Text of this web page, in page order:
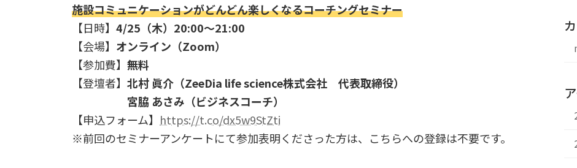
施設コミュニケーションがどんどん楽しくなるコーチングセミナー
【日時】 4/25（木）20:00～21:00
【会場】 オンライン（Zoom）
【参加費】 無料
【登壇者】 北村 眞介（ZeeDia life science株式会社 代表取締役）
宮脇 あさみ（ビジネスコーチ）
【申込フォーム】 https://t.co/dx5w9StZti
※前回のセミナーアンケートにて参加表明くださった方は、こちらへの登録は不要です。